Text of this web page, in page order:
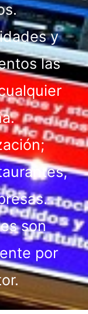
y
las
son
por